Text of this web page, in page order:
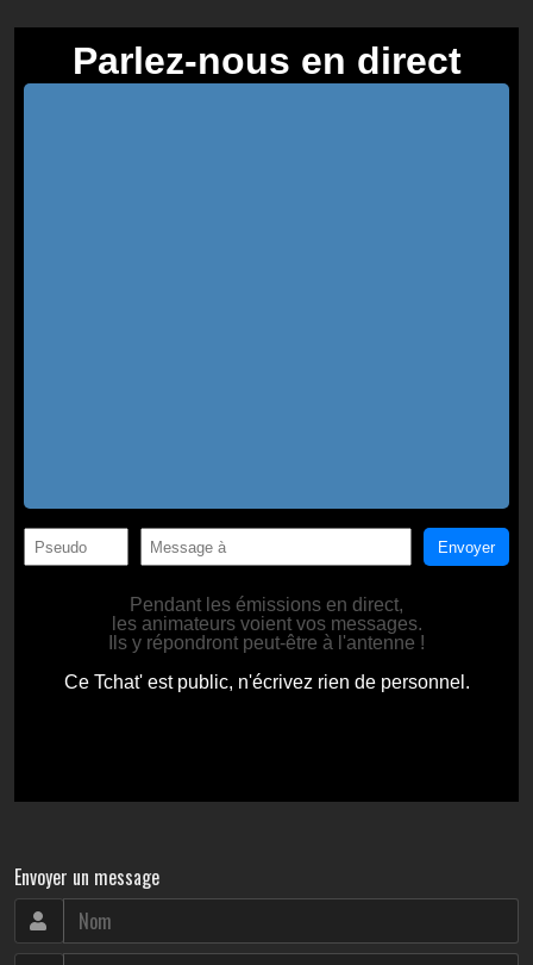
Envoyer un message